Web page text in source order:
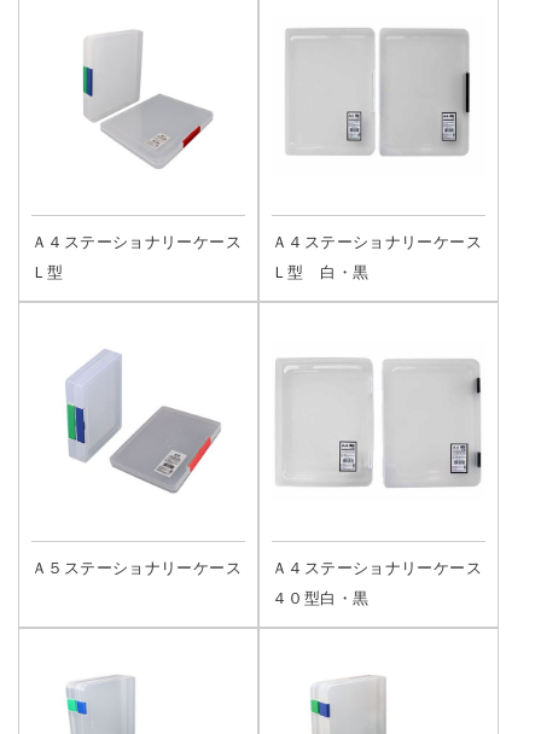
Ａ４ステーショナリーケース
Ｌ型
Ａ４ステーショナリーケース
Ｌ型 白・黒
Ａ５ステーショナリーケース
Ａ４ステーショナリーケース
４０型白・黒